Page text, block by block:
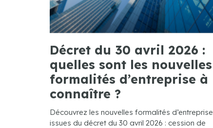
Décret du 30 avril 2026 :
quelles sont les nouvelles
formalités d’entreprise à
connaître ?
Découvrez les nouvelles formalités d’entreprise
issues du décret du 30 avril 2026 : cession de